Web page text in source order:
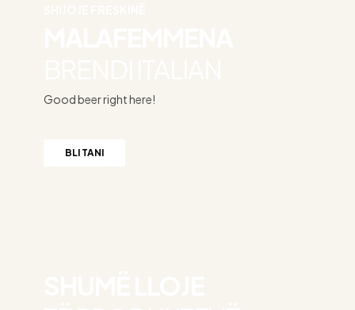
Good beer right here!
BLI TANI